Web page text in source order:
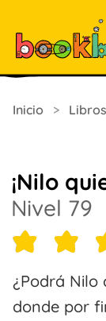
Inicio > Libros
¡Nilo
Nivel 79
¿Podrá Nilo
donde por